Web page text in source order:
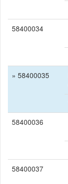
58400034
» 58400035
58400036
58400037